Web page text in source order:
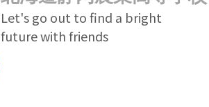
Let's go out to find a bright
future with friends